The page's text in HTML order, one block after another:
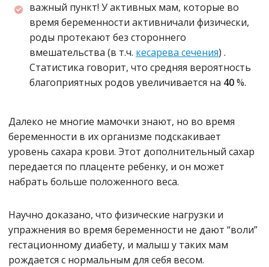
важный пункт! У активных мам, которые во
время беременности активничали физически,
роды протекают без стороннего
вмешательства (в т.ч. кесарева сечения) .
Статистика говорит, что средняя вероятность
благоприятных родов увеличивается на 40%.
Далеко не многие мамочки знают, но во время
беременности в их организме подскакивает
уровень сахара крови. Этот дополнительный сахар
передается по плаценте ребенку, и он может
набрать больше положенного веса.
Научно доказано, что физические нагрузки и
упражнения во время беременности не дают “воли”
гестационному диабету, и малыш у таких мам
рождается с нормальным для себя весом.